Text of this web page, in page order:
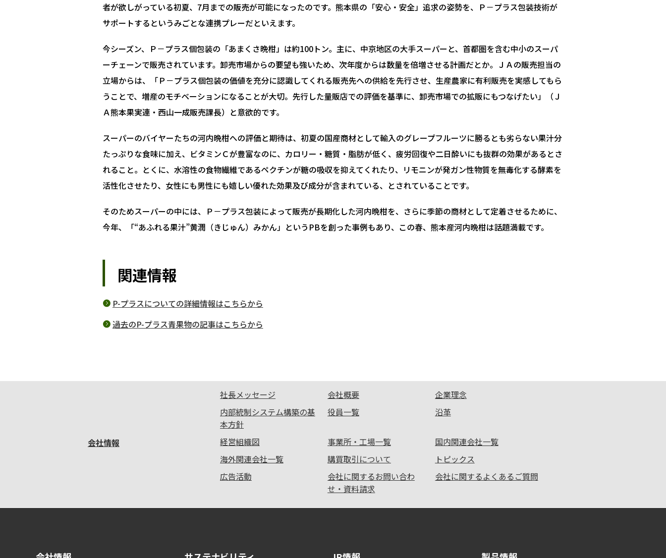
者が欲しがっている初夏、7月までの販売が可能になったのです。熊本県の「安心・安全」追求の姿勢を、Ｐ－プラス包装技術が
サポートするというみごとな連携プレーだといえます。
今シーズン、Ｐ－プラス個包装の「あまくさ晩柑」は約100トン。主に、中京地区の大手スーパーと、首都圏を含む中小のスーパ
ーチェーンで販売されています。卸売市場からの要望も強いため、次年度からは数量を倍増させる計画だとか。ＪＡの販売担当の
立場からは、「Ｐ－プラス個包装の価値を充分に認識してくれる販売先への供給を先行させ、生産農家に有利販売を実感してもら
うことで、増産のモチベーションになることが大切。先行した量販店での評価を基準に、卸売市場での拡販にもつなげたい」（Ｊ
Ａ熊本果実連・西山一成販売課長）と意欲的です。
スーパーのバイヤーたちの河内晩柑への評価と期待は、初夏の国産商材として輸入のグレープフルーツに勝るとも劣らない果汁分
たっぷりな食味に加え、ビタミンＣが豊富なのに、カロリー・糖質・脂肪が低く、疲労回復や二日酔いにも抜群の効果があるとさ
れること。とくに、水溶性の食物繊維であるペクチンが糖の吸収を抑えてくれたり、リモニンが発ガン性物質を無毒化する酵素を
活性化させたり、女性にも男性にも嬉しい優れた効果及び成分が含まれている、とされていることです。
そのためスーパーの中には、Ｐ－プラス包装によって販売が長期化した河内晩柑を、さらに季節の商材として定着させるために、
今年、「“あふれる果汁”黄潤（きじゅん）みかん」というPBを創った事例もあり、この春、熊本産河内晩柑は話題満載です。
関連情報
P-プラスについての詳細情報はこちらから
過去のP-プラス青果物の記事はこちらから
会社情報
社長メッセージ 会社概要
企業理念
内部統制システム構築の基
本方針
役員一覧 沿革
経営組織図 事業所・工場一覧
国内関連会社一覧
海外関連会社一覧
購買取引について
トピックス
広告活動
会社に関するお問い合わ
せ・資料請求
会社に関するよくあるご質問